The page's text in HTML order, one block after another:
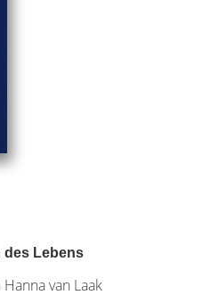
des Lebens
van Laak